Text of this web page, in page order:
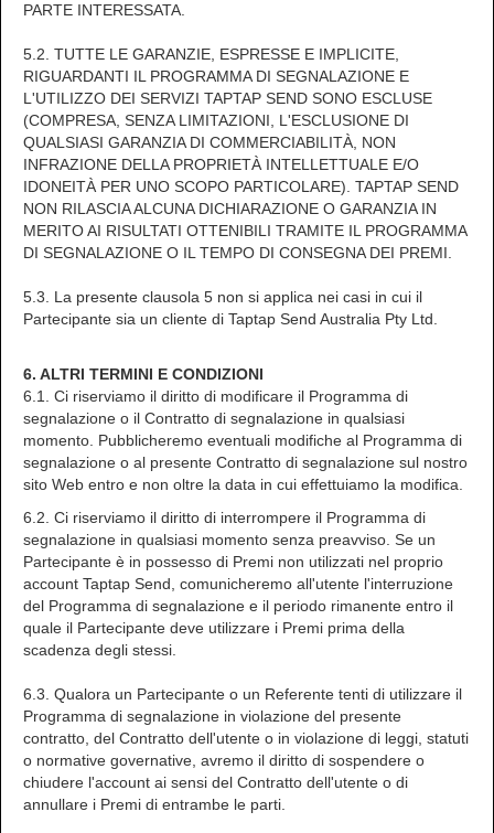
PARTE INTERESSATA.
5.2. TUTTE LE GARANZIE, ESPRESSE E IMPLICITE,
RIGUARDANTI IL PROGRAMMA DI SEGNALAZIONE E
L'UTILIZZO DEI SERVIZI TAPTAP SEND SONO ESCLUSE
(COMPRESA, SENZA LIMITAZIONI, L'ESCLUSIONE DI
QUALSIASI GARANZIA DI COMMERCIABILITÀ, NON
INFRAZIONE DELLA PROPRIETÀ INTELLETTUALE E/O
IDONEITÀ PER UNO SCOPO PARTICOLARE). TAPTAP SEND
NON RILASCIA ALCUNA DICHIARAZIONE O GARANZIA IN
MERITO AI RISULTATI OTTENIBILI TRAMITE IL PROGRAMMA
DI SEGNALAZIONE O IL TEMPO DI CONSEGNA DEI PREMI.
5.3. La presente clausola 5 non si applica nei casi in cui il
Partecipante sia un cliente di Taptap Send Australia Pty Ltd.
6. ALTRI TERMINI E CONDIZIONI
6.1. Ci riserviamo il diritto di modificare il Programma di
segnalazione o il Contratto di segnalazione in qualsiasi
momento. Pubblicheremo eventuali modifiche al Programma di
segnalazione o al presente Contratto di segnalazione sul nostro
sito Web entro e non oltre la data in cui effettuiamo la modifica.
6.2. Ci riserviamo il diritto di interrompere il Programma di
segnalazione in qualsiasi momento senza preavviso. Se un
Partecipante è in possesso di Premi non utilizzati nel proprio
account Taptap Send, comunicheremo all'utente l'interruzione
del Programma di segnalazione e il periodo rimanente entro il
quale il Partecipante deve utilizzare i Premi prima della
scadenza degli stessi.
6.3. Qualora un Partecipante o un Referente tenti di utilizzare il
Programma di segnalazione in violazione del presente
contratto, del Contratto dell'utente o in violazione di leggi, statuti
o normative governative, avremo il diritto di sospendere o
chiudere l'account ai sensi del Contratto dell'utente o di
annullare i Premi di entrambe le parti.